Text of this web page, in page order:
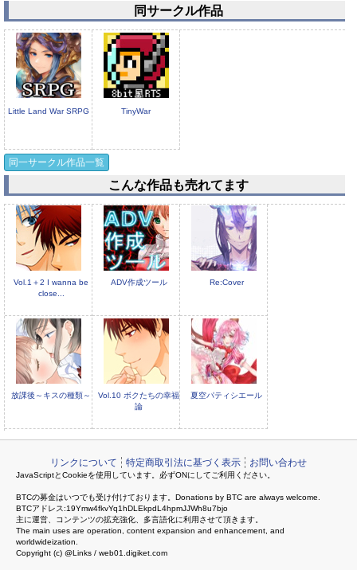
同サークル作品
Little Land War SRPG TinyWar
同一サークル作品一覧
こんな作品も売れてます
Vol.1＋2 I wanna be
close...
ADV作成ツール Re:Cover
放課後～キスの種類～
Vol.10 ボクたちの幸福
論
夏空パティシエール
リンクについて 特定商取引法に基づく表示 お問い合わせ
JavaScriptとCookieを使用しています。必ずONにしてご利用ください。
BTCの募金はいつでも受け付けております。Donations by BTC are always welcome.
BTCアドレス:19Ymw4fkvYq1hDLEkpdL4hpmJJWh8u7bjo
主に運営、コンテンツの拡充強化、多言語化に利用させて頂きます。
The main uses are operation, content expansion and enhancement, and
worldwideization.
Copyright (c) @Links / web01.digiket.com